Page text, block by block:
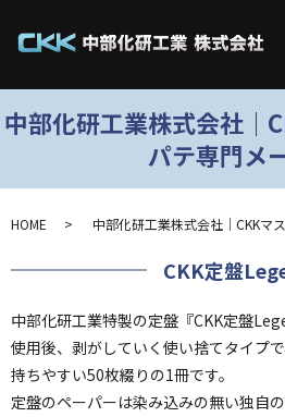
中部化研工業株式会社｜
パテ専門メ
HOME 中部化研工業株式会社｜CKKマ
CKK定盤
中部化研工業特製の定盤『CKK定盤
使用後、剥がしていく使い捨てタイプ
持ちやすい50枚綴りの1冊です。
定盤のペーパーは染み込みの無い独自